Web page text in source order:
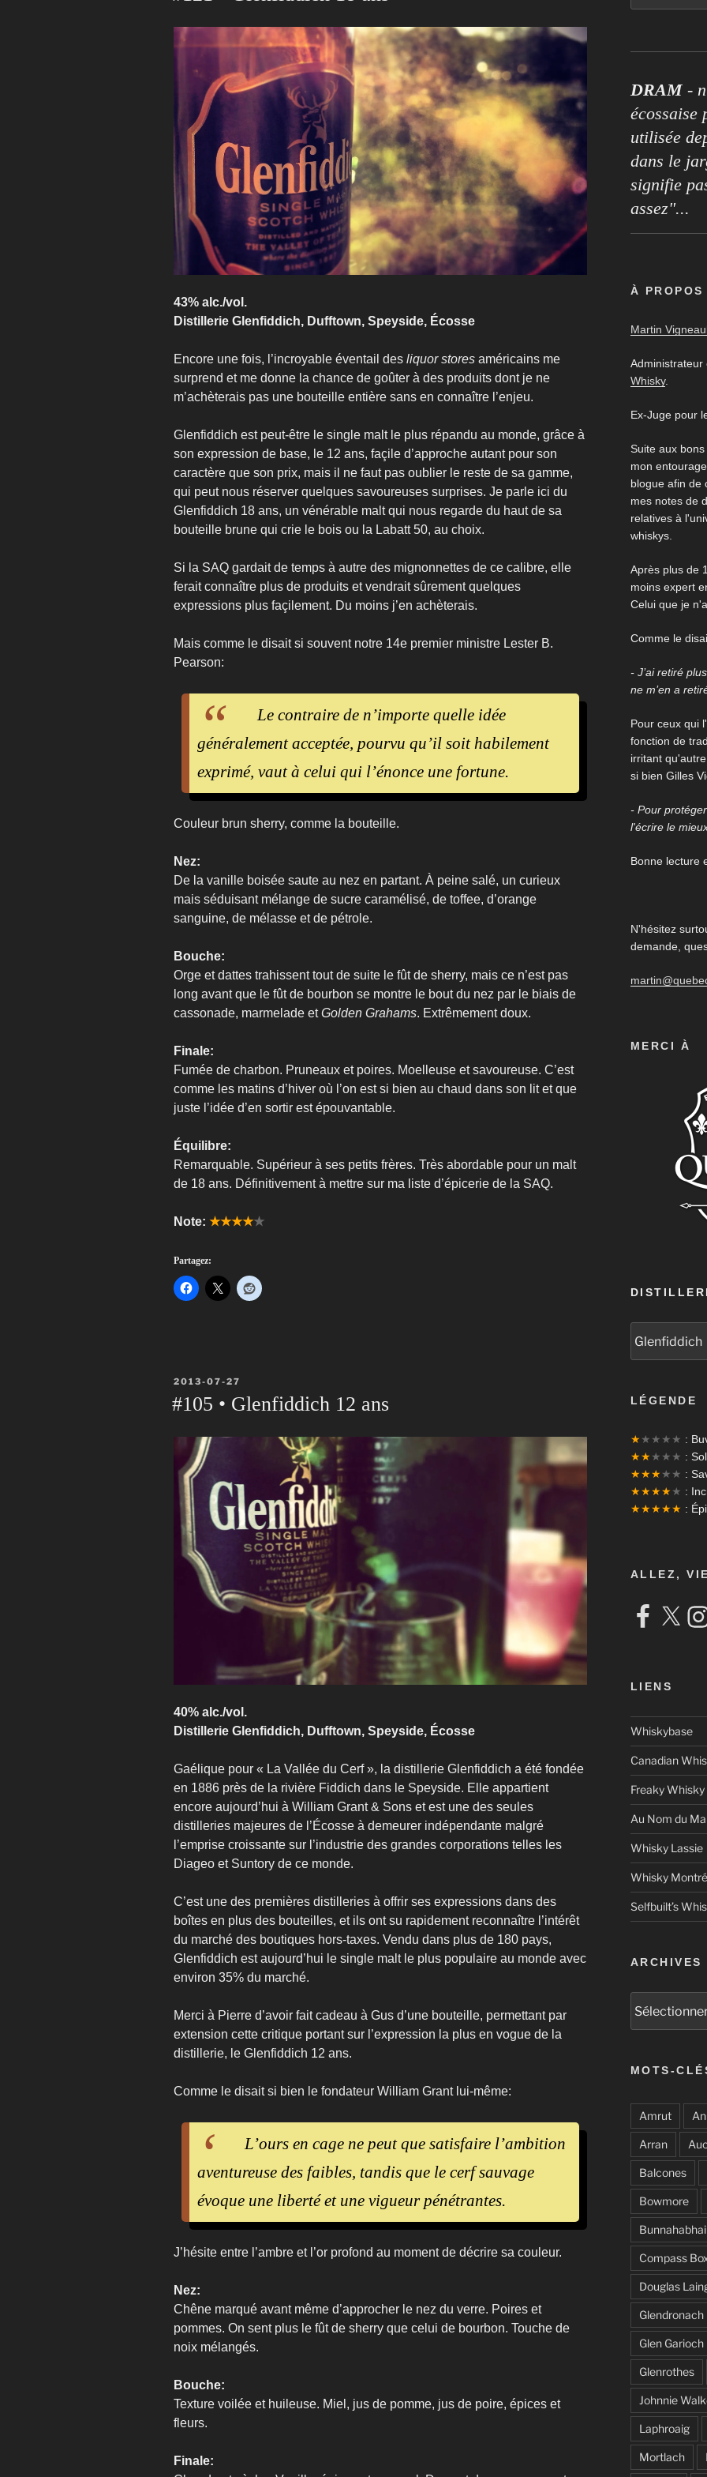
43% alc./vol.
Distillerie Glenfiddich, Dufftown, Speyside, Écosse
Encore une fois, l’incroyable éventail des liquor stores américains me
surprend et me donne la chance de goûter à des produits dont je ne
m’achèterais pas une bouteille entière sans en connaître l’enjeu.
Glenfiddich est peut-être le single malt le plus répandu au monde, grâce à
son expression de base, le 12 ans, façile d’approche autant pour son
caractère que son prix, mais il ne faut pas oublier le reste de sa gamme,
qui peut nous réserver quelques savoureuses surprises. Je parle ici du
Glenfiddich 18 ans, un vénérable malt qui nous regarde du haut de sa
bouteille brune qui crie le bois ou la Labatt 50, au choix.
Si la SAQ gardait de temps à autre des mignonnettes de ce calibre, elle
ferait connaître plus de produits et vendrait sûrement quelques
expressions plus façilement. Du moins j’en achèterais.
Mais comme le disait si souvent notre 14e premier ministre Lester B.
Pearson:
Le contraire de n’importe quelle idée
généralement acceptée, pourvu qu’il soit habilement
exprimé, vaut à celui qui l’énonce une fortune.
Couleur brun sherry, comme la bouteille.
Nez:
De la vanille boisée saute au nez en partant. À peine salé, un curieux
mais séduisant mélange de sucre caramélisé, de toffee, d’orange
sanguine, de mélasse et de pétrole.
Bouche:
Orge et dattes trahissent tout de suite le fût de sherry, mais ce n’est pas
long avant que le fût de bourbon se montre le bout du nez par le biais de
cassonade, marmelade etGolden Grahams. Extrêmement doux.
Finale:
Fumée de charbon. Pruneaux et poires. Moelleuse et savoureuse. C’est
comme les matins d’hiver où l’on est si bien au chaud dans son lit et que
juste l’idée d’en sortir est épouvantable.
Équilibre:
Remarquable. Supérieur à ses petits frères. Très abordable pour un malt
de 18 ans. Définitivement à mettre sur ma liste d’épicerie de la SAQ.
Note: ★★★★★
Partagez:
PUBLIÉ
2013-07-27
#105 • Glenfiddich 12 ans
40% alc./vol.
Distillerie Glenfiddich, Dufftown, Speyside, Écosse
Gaélique pour « La Vallée du Cerf », la distillerie Glenfiddich a été fondée
en 1886 près de la rivière Fiddich dans le Speyside. Elle appartient
encore aujourd’hui à William Grant & Sons et est une des seules
distilleries majeures de l’Écosse à demeurer indépendante malgré
l’emprise croissante sur l’industrie des grandes corporations telles les
Diageo et Suntory de ce monde.
C’est une des premières distilleries à offrir ses expressions dans des
boîtes en plus des bouteilles, et ils ont su rapidement reconnaître l’intérêt
du marché des boutiques hors-taxes. Vendu dans plus de 180 pays,
Glenfiddich est aujourd’hui le single malt le plus populaire au monde avec
environ 35% du marché.
Merci à Pierre d’avoir fait cadeau à Gus d’une bouteille, permettant par
extension cette critique portant sur l’expression la plus en vogue de la
distillerie, le Glenfiddich 12 ans.
Comme le disait si bien le fondateur William Grant lui-même:
L’ours en cage ne peut que satisfaire l’ambition
aventureuse des faibles, tandis que le cerf sauvage
évoque une liberté et une vigueur pénétrantes.
J’hésite entre l’ambre et l’or profond au moment de décrire sa couleur.
Nez:
Chêne marqué avant même d’approcher le nez du verre. Poires et
pommes. On sent plus le fût de sherry que celui de bourbon. Touche de
noix mélangés.
Bouche:
Texture voilée et huileuse. Miel, jus de pomme, jus de poire, épices et
fleurs.
Finale:
DRAM-
écossaise
utilisée
dans le
signifie
assez"...
À PROPOS
Martin
Whisky.
Ex-Juge pour
Suite aux
mon
blogue afin de
mes notes de
relatives à
whiskys.
Après plus de
moins expert
Celui que je
Comme le
- J’ai retiré
ne m’en a
Pour ceux qui
fonction de
irritant
si bien Gilles
- Pour
l'écrire le
Bonne lecture
N'hésitez
demande,
MERCI À
LÉGENDE
★★★★★ :
★★★★★ :
★★★★★ :
★★★★★ :
★★★★★ :
ALLEZ,
Facebook
X
LIENS
Whiskybase
Canadian
Freaky Whisky
Au Nom du
Whisky Lassie
Whisky
Selfbuilt’s
ARCHIVES
MOTS-
Amrut
Arran
Balcones
Bowmore
Compass
Douglas
Glendronach
Glen Garioch
Glenrothes
Johnnie
Laphroaig
Mortlach